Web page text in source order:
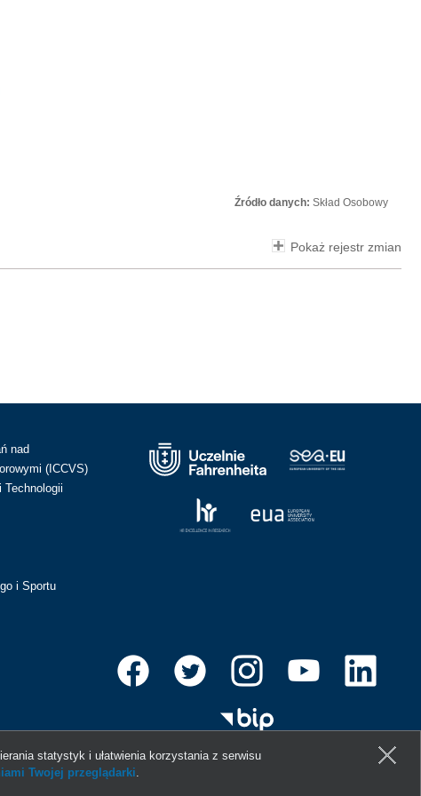
Źródło danych: Skład Osobowy
Pokaż rejestr zmian
nad
(ICCVS)
Technologii
i Sportu
statystyk i ułatwienia korzystania z serwisu
Twojej przeglądarki.